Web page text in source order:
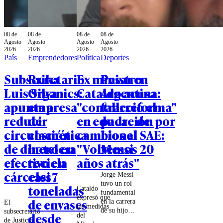
08 de
Agosto
2026
País
Subsecretario
Luis Silva
apunta a
reducir
circulación
de dinero en
efectivo en
cárceles
El
subsecretario
de Justicia
08 de
Agosto
2026
Emprendedores
Brika
Organics:
empresa
de
cosmética
hotelera
recicla
casi 7
toneladas
de envases
desde
08 de
Agosto
2026
Política
Ex ministro
Cataldo acusa
"contrarreforma"
en educación por
cambios al SAE:
"Volvemos 20
años atrás"
Cataldo
expresó que
las medidas
del
08 de
Agosto
2026
Deportes
Pesar en
Argentina:
falleció el
padre de
Lionel
Messi
Jorge Messi
tuvo un rol
fundamental
en la carrera
de su hijo,